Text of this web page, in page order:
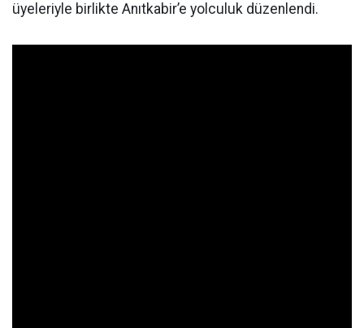
üyeleriyle birlikte Anıtkabir’e yolculuk düzenlendi.